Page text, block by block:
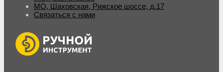
МО, Шаховская, Рижское шоссе, д.17
Связаться с нами